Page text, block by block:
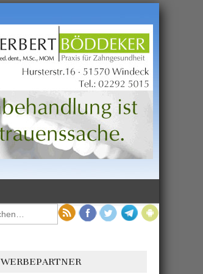
WERBEPARTNER